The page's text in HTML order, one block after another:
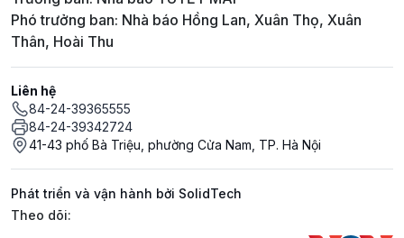
Phó trưởng ban: Nhà báo Hồng Lan, Xuân Thọ, Xuân
Thân, Hoài Thu
Liên hệ
84-24-39365555
84-24-39342724
41-43 phố Bà Triệu, phường Cửa Nam, TP. Hà Nội
Phát triển và vận hành bởi SolidTech
Mạng xã hội
Theo dõi: